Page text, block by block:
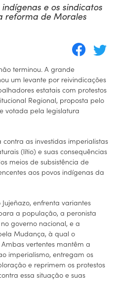
e os sindicatos
reforma de Morales
terminou. A grande
um levante por reivindicações
estatais com protestos
Regional, proposta pelo
votada pela legislatura
as investidas imperialistas
(lítio) e suas consequências
meios de subsistência de
aos povos indígenas da
enfrenta variantes
a população, a peronista
governo nacional, e a
Mudança, à qual o
vertentes mantêm a
imperialismo, entregam os
e reprimem os protestos
essa situação e suas